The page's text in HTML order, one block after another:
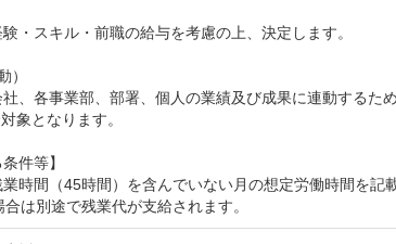
・スキル・前職の給与を考慮の上、決定します。
）
、各事業部、部署、個人の業績及び成果に連動するた
象となります。
件等】
時間（45時間）を含んでいない月の想定労働時間を記
は別途で残業代が支給されます。